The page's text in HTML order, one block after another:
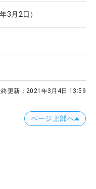
3月2日）
更新： 2021年3月4日 13:59
ページ上部へ